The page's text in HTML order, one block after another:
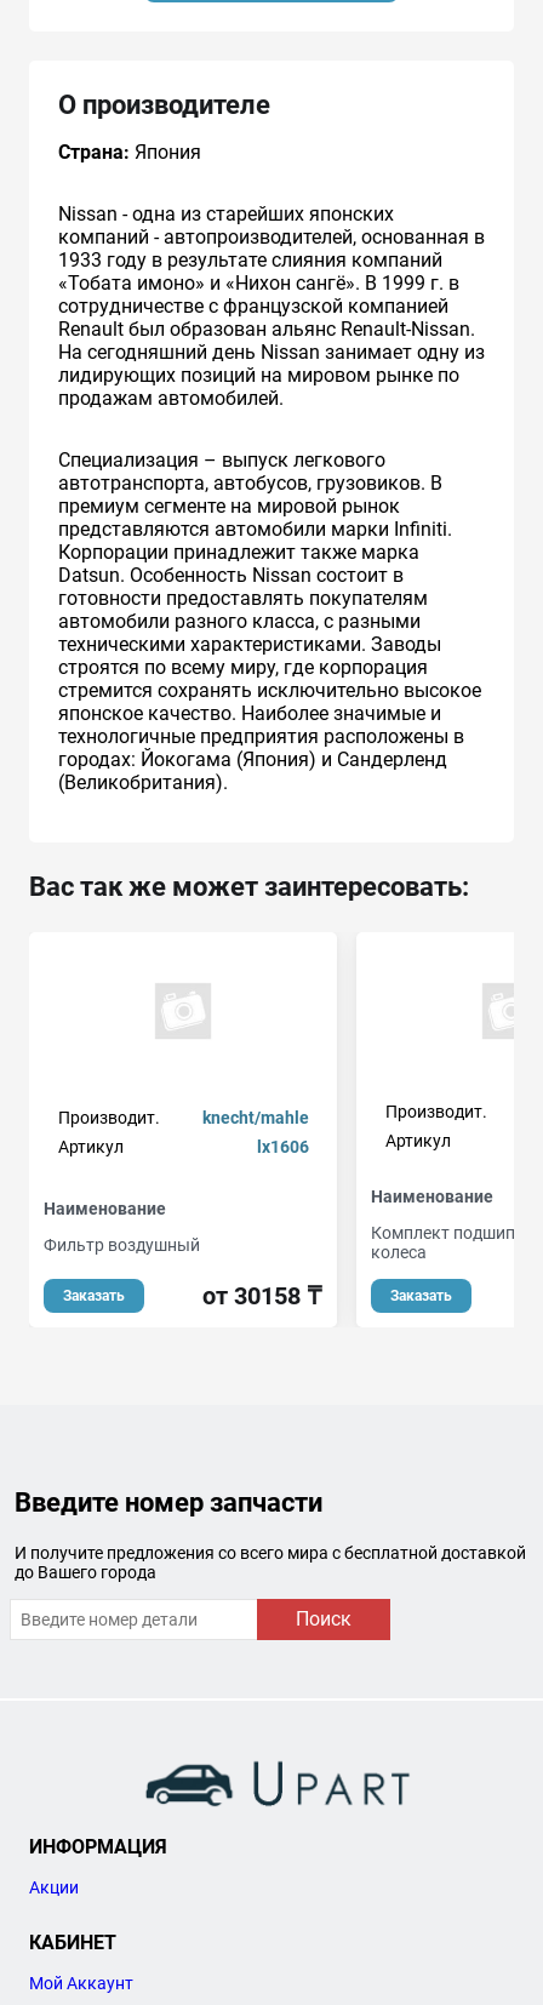
О производителе
Страна: Япония
Nissan - одна из старейших японских
компаний - автопроизводителей, основанная в
1933 году в результате слияния компаний
«Тобата имоно» и «Нихон сангё». В 1999 г. в
сотрудничестве с французcкой компанией
Renault был образован альянс Renault-Nissan.
На сегодняшний день Nissan занимает одну из
лидирующих позиций на мировом рынке по
продажам автомобилей.
Специализация – выпуск легкового
автотранспорта, автобусов, грузовиков. В
премиум сегменте на мировой рынок
представляются автомобили марки Infiniti.
Корпорации принадлежит также марка
Datsun. Особенность Nissan состоит в
готовности предоставлять покупателям
автомобили разного класса, с разными
техническими характеристиками. Заводы
строятся по всему миру, где корпорация
стремится сохранять исключительно высокое
японское качество. Наиболее значимые и
технологичные предприятия расположены в
городах: Йокогама (Япония) и Сандерленд
(Великобритания).
Вас так же может заинтересовать:
Производит.
knecht/mahle
Артикул
lx1606
Наименование
Фильтр воздушный
Заказать от 30158 ₸
Производит.
Артикул
Наименование
Комплект
колеса
Заказать
Введите номер запчасти
И получите предложения со всего мира с бесплатной доставкой
до Вашего города
Поиск
ИНФОРМАЦИЯ
Акции
КАБИНЕТ
Мой Аккаунт